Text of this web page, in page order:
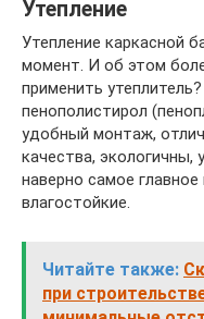
Утепление
Утепление каркасной
момент. И об этом
применить
пенополистирол
удобный монтаж,
качества,
наверно самое
влагостойкие.
Читайте также:
при